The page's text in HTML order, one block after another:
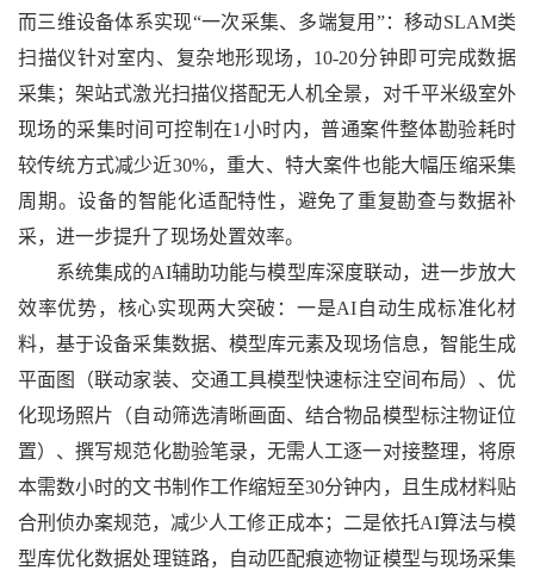
而三维设备体系实现“一次采集、多端复用”：移动SLAM类
扫描仪针对室内、复杂地形现场，10-20分钟即可完成数据
采集；架站式激光扫描仪搭配无人机全景，对千平米级室外
现场的采集时间可控制在1小时内，普通案件整体勘验耗时
较传统方式减少近30%，重大、特大案件也能大幅压缩采集
周期。设备的智能化适配特性，避免了重复勘查与数据补
采，进一步提升了现场处置效率。
系统集成的AI辅助功能与模型库深度联动，进一步放大
效率优势，核心实现两大突破：一是AI自动生成标准化材
料，基于设备采集数据、模型库元素及现场信息，智能生成
平面图（联动家装、交通工具模型快速标注空间布局）、优
化现场照片（自动筛选清晰画面、结合物品模型标注物证位
置）、撰写规范化勘验笔录，无需人工逐一对接整理，将原
本需数小时的文书制作工作缩短至30分钟内，且生成材料贴
合刑侦办案规范，减少人工修正成本；二是依托AI算法与模
型库优化数据处理链路，自动匹配痕迹物证模型与现场采集